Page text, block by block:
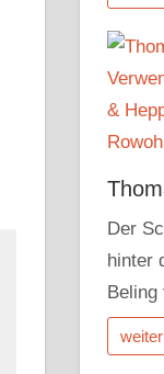
Der
hinter
weiter